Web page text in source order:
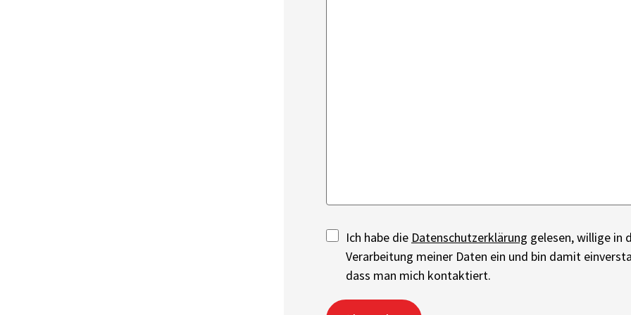
Ich habe die Datenschutzerklärung gelesen, willige in
Verarbeitung meiner Daten ein und bin damit
dass man mich kontaktiert.